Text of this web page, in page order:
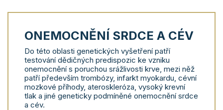
ONEMOCNĚNÍ SRDCE A CÉV
Do této oblasti genetických vyšetření patří
testování dědičných predispozic ke vzniku
onemocnění s poruchou srážlivosti krve, mezi něž
patří především trombózy, infarkt myokardu, cévní
mozkové příhody, ateroskleróza, vysoký krevní
tlak a jiné geneticky podmíněné onemocnění srdce
a cév.